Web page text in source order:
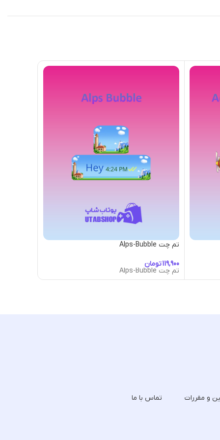
تم چت Alps-Bubble
تومان
تم چت Alps-Bubble
و مقررات تماس با ما